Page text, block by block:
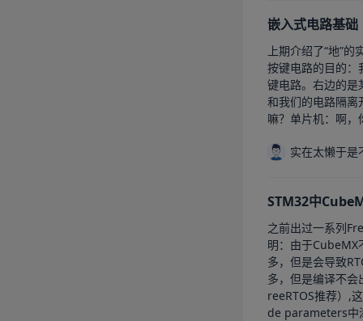
嵌入式电路基
上期介绍了“地”
按键电路的目的：
键电路。右边的是
和我们的电路隔离
嘛？单片机：啊
实在太懒于是
STM32中
之前出过一系列
明：由于CubeMX
多，但是会导致
多，但是编译不
reeRTOS推荐）,
de parameters中